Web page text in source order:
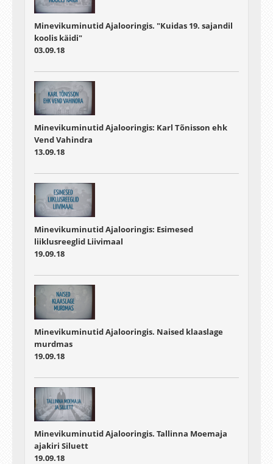
Minevikuminutid Ajalooringis. "Kuidas 19. sajandil
koolis käidi"
03.09.18
Minevikuminutid Ajalooringis: Karl Tõnisson ehk
Vend Vahindra
13.09.18
Minevikuminutid Ajalooringis: Esimesed
liiklusreeglid Liivimaal
19.09.18
Minevikuminutid Ajalooringis. Naised klaaslage
murdmas
19.09.18
Minevikuminutid Ajalooringis. Tallinna Moemaja
ajakiri Siluett
19.09.18